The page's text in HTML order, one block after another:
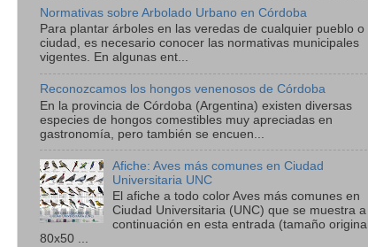
Normativas sobre Arbolado Urbano en Córdoba
Para plantar árboles en las veredas de cualquier pueblo o
ciudad, es necesario conocer las normativas municipales
vigentes. En algunas ent...
Reconozcamos los hongos venenosos de Córdoba
En la provincia de Córdoba (Argentina) existen diversas
especies de hongos comestibles muy apreciadas en
gastronomía, pero también se encuen...
Afiche: Aves más comunes en Ciudad
Universitaria UNC
El afiche a todo color Aves más comunes en
Ciudad Universitaria (UNC) que se muestra a
continuación en esta entrada (tamaño original
80x50 ...